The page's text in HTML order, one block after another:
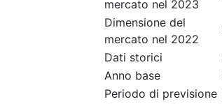
mercato nel 2023
Dimensione del
mercato nel 2022
Dati storici
Anno base
Periodo di previsione